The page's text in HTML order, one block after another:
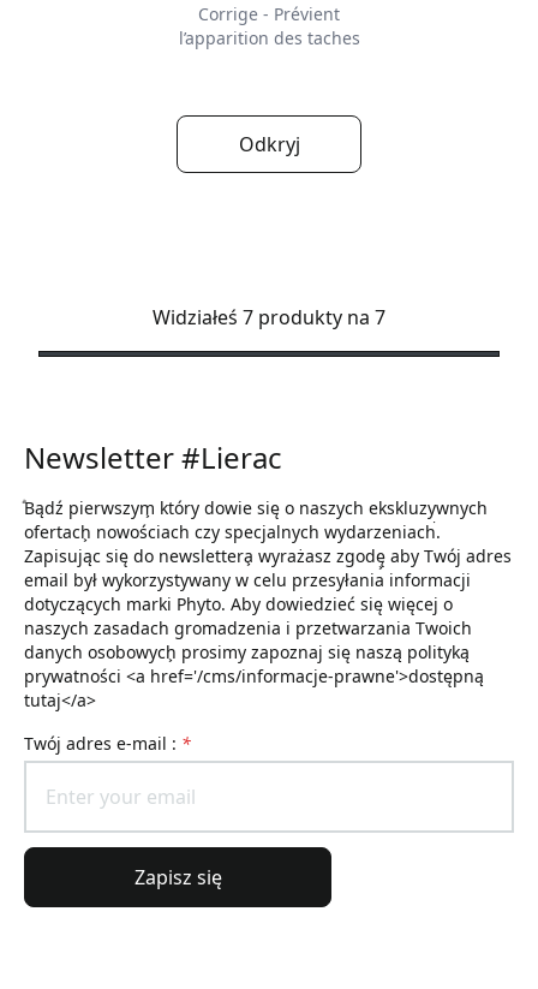
Corrige - Prévient
l’apparition des taches
Odkryj
Widziałeś 7 produkty na 7
Newsletter #Lierac
ͣBądź pierwszym͕ który dowie się o naszych ekskluzywnych
ofertach͕ nowościach czy specjalnych wydarzeniach͘.
Zapisując się do newslettera͕ wyrażasz zgodę͕ aby Twój adres
email był wykorzystywany w celu przesyłania informacji
dotyczących marki Phyto. Aby dowiedzieć się więcej o
naszych zasadach gromadzenia i przetwarzania Twoich
danych osobowych͕ prosimy zapoznaj się naszą polityką
prywatności <a href='/cms/informacje-prawne'>dostępną
tutaj</a>
Twój adres e-mail : *
Zapisz się